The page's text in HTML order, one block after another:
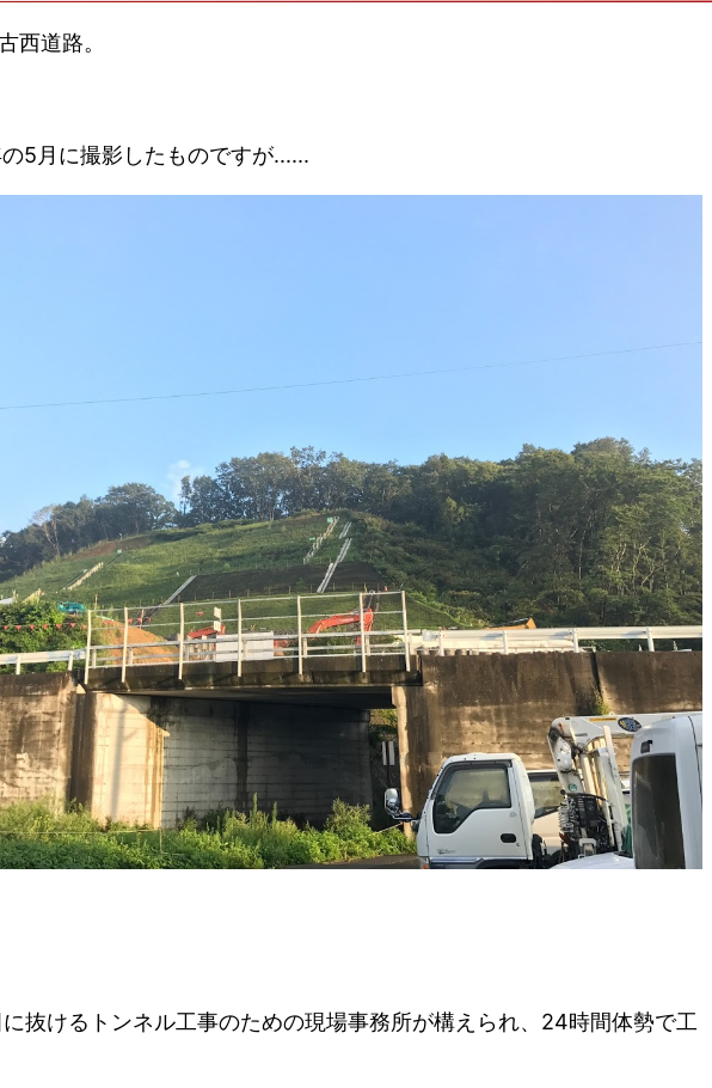
西道路。
5月に撮影したものですが......
抜けるトンネル工事のための現場事務所が構えられ、24時間体勢で工